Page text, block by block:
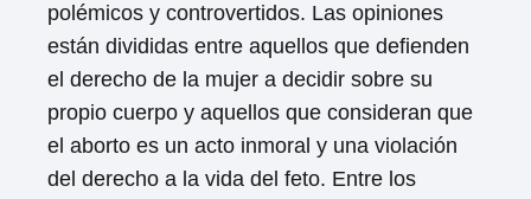
polémicos y controvertidos. Las opiniones
están divididas entre aquellos que defienden
el derecho de la mujer a decidir sobre su
propio cuerpo y aquellos que consideran que
el aborto es un acto inmoral y una violación
del derecho a la vida del feto. Entre los